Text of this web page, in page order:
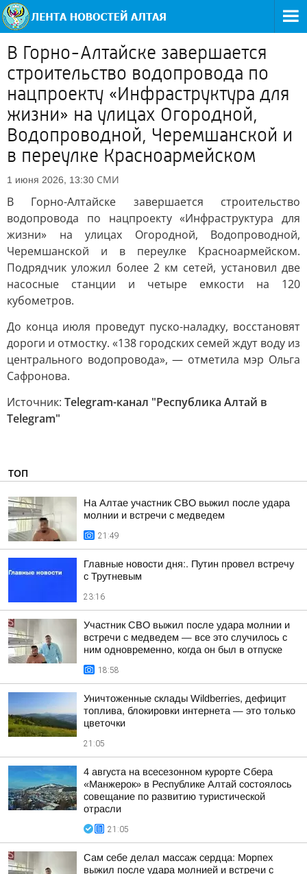
В Горно-Алтайске завершается
строительство водопровода по
нацпроекту «Инфраструктура для
жизни» на улицах Огородной,
Водопроводной, Черемшанской и
в переулке Красноармейском
1 июня 2026, 13:30 СМИ
В Горно-Алтайске завершается строительство
водопровода по нацпроекту «Инфраструктура для
жизни» на улицах Огородной, Водопроводной,
Черемшанской и в переулке Красноармейском.
Подрядчик уложил более 2 км сетей, установил две
насосные станции и четыре емкости на 120
кубометров.
До конца июля проведут пуско-наладку, восстановят
дороги и отмостку. «138 городских семей ждут воду из
центрального водопровода», — отметила мэр Ольга
Сафронова.
Источник: Telegram-канал "Республика Алтай в
Telegram"
ТОП
На Алтае участник СВО выжил после удара
молнии и встречи с медведем
21:49
Главные новости дня:. Путин провел встречу
с Трутневым
23:16
Участник СВО выжил после удара молнии и
встречи с медведем — все это случилось с
ним одновременно, когда он был в отпуске
18:58
Уничтоженные склады Wildberries, дефицит
топлива, блокировки интернета — это только
цветочки
21:05
4 августа на всесезонном курорте Сбера
«Манжерок» в Республике Алтай состоялось
совещание по развитию туристической
отрасли
21:05
Сам себе делал массаж сердца: Морпех
выжил после удара молнией и встречи с